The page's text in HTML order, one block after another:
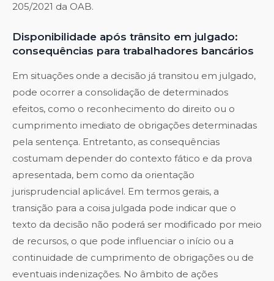
205/2021 da OAB.
Disponibilidade após trânsito em julgado:
consequências para trabalhadores bancários
Em situações onde a decisão já transitou em julgado,
pode ocorrer a consolidação de determinados
efeitos, como o reconhecimento do direito ou o
cumprimento imediato de obrigações determinadas
pela sentença. Entretanto, as consequências
costumam depender do contexto fático e da prova
apresentada, bem como da orientação
jurisprudencial aplicável. Em termos gerais, a
transição para a coisa julgada pode indicar que o
texto da decisão não poderá ser modificado por meio
de recursos, o que pode influenciar o início ou a
continuidade de cumprimento de obrigações ou de
eventuais indenizações. No âmbito de ações